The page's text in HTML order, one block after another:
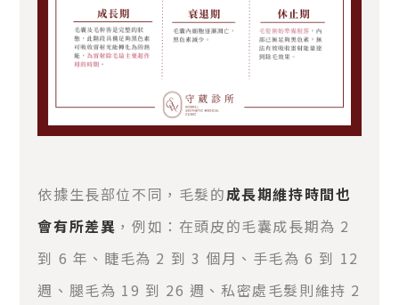
依據生長部位不同，毛髮的成長期維持時間也
會有所差異 ，例如：在頭皮的毛囊成長期為 2
到 6 年、睫毛為 2 到 3 個月、手毛為 6 到 12
週、腿毛為 19 到 26 週、私密處毛髮則維持 2